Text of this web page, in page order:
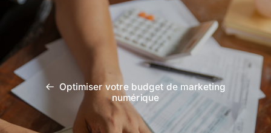
Optimiser votre budget de marketing
numérique